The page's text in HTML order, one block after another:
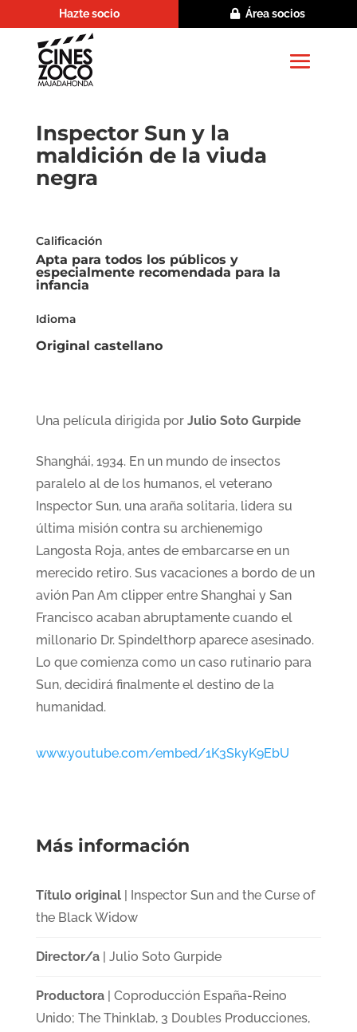
Hazte socio Área socios
Inspector Sun y la
maldición de la viuda
negra
Calificación
Apta para todos los públicos y
especialmente recomendada para la
infancia
Idioma
Original castellano
Una película dirigida por Julio Soto Gurpide
Shanghái, 1934. En un mundo de insectos
paralelo al de los humanos, el veterano
Inspector Sun, una araña solitaria, lidera su
última misión contra su archienemigo
Langosta Roja, antes de embarcarse en un
merecido retiro. Sus vacaciones a bordo de un
avión Pan Am clipper entre Shanghai y San
Francisco acaban abruptamente cuando el
millonario Dr. Spindelthorp aparece asesinado.
Lo que comienza como un caso rutinario para
Sun, decidirá finalmente el destino de la
humanidad.
www.youtube.com/embed/1K3SkyK9EbU
Más información
Título original| Inspector Sun and the Curse of
the Black Widow
Director/a| Julio Soto Gurpide
Productora| Coproducción España-Reino
Unido; The Thinklab, 3 Doubles Producciones,